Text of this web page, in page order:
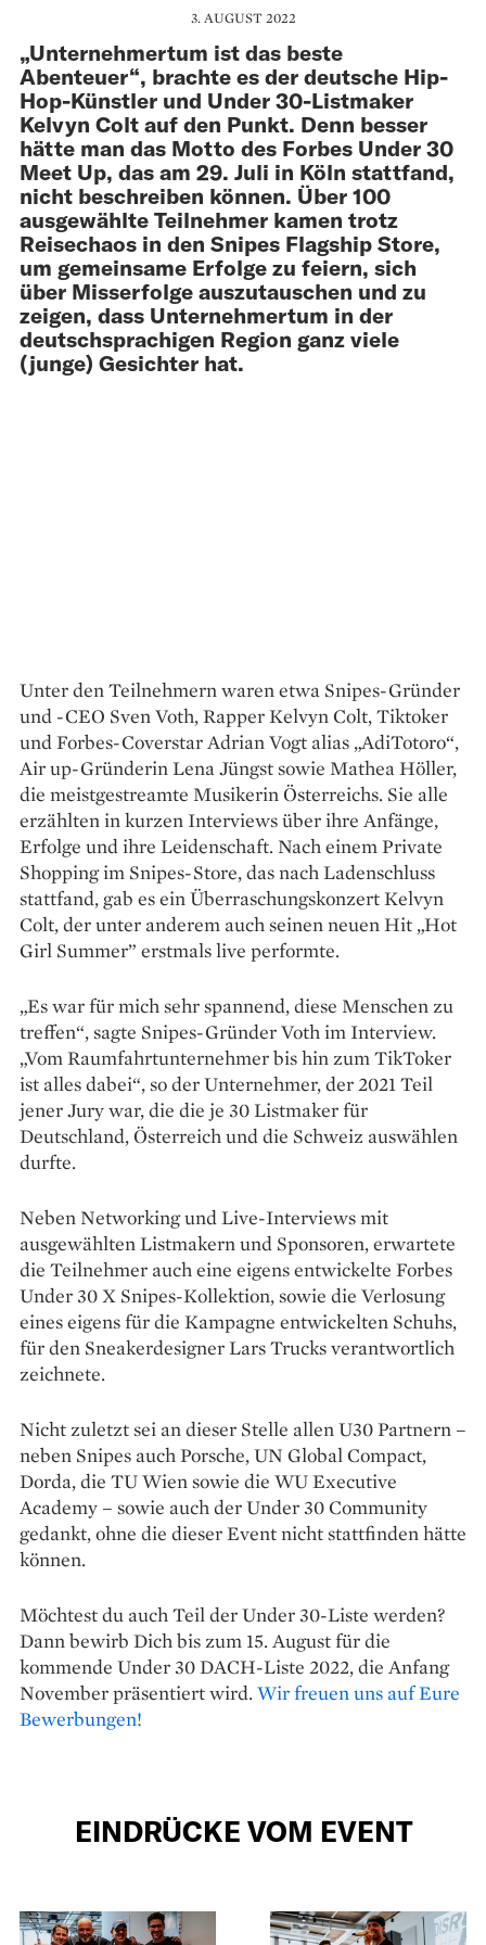
3. AUGUST 2022
„Unternehmertum ist das beste
Abenteuer“, brachte es der deutsche Hip-
Hop-Künstler und Under 30-Listmaker
Kelvyn Colt auf den Punkt. Denn besser
hätte man das Motto des Forbes Under 30
Meet Up, das am 29. Juli in Köln stattfand,
nicht beschreiben können. Über 100
ausgewählte Teilnehmer kamen trotz
Reisechaos in den Snipes Flagship Store,
um gemeinsame Erfolge zu feiern, sich
über Misserfolge auszutauschen und zu
zeigen, dass Unternehmertum in der
deutschsprachigen Region ganz viele
(junge) Gesichter hat.
Unter den Teilnehmern waren etwa Snipes-Gründer
und -CEO Sven Voth, Rapper Kelvyn Colt, Tiktoker
und Forbes-Coverstar Adrian Vogt alias „AdiTotoro“,
Air up-Gründerin Lena Jüngst sowie Mathea Höller,
die meistgestreamte Musikerin Österreichs. Sie alle
erzählten in kurzen Interviews über ihre Anfänge,
Erfolge und ihre Leidenschaft. Nach einem Private
Shopping im Snipes-Store, das nach Ladenschluss
stattfand, gab es ein Überraschungskonzert Kelvyn
Colt, der unter anderem auch seinen neuen Hit „Hot
Girl Summer” erstmals live performte.
„Es war für mich sehr spannend, diese Menschen zu
treffen“, sagte Snipes-Gründer Voth im Interview.
„Vom Raumfahrtunternehmer bis hin zum TikToker
ist alles dabei“, so der Unternehmer, der 2021 Teil
jener Jury war, die die je 30 Listmaker für
Deutschland, Österreich und die Schweiz auswählen
durfte.
Neben Networking und Live-Interviews mit
ausgewählten Listmakern und Sponsoren, erwartete
die Teilnehmer auch eine eigens entwickelte Forbes
Under 30 X Snipes-Kollektion, sowie die Verlosung
eines eigens für die Kampagne entwickelten Schuhs,
für den Sneakerdesigner Lars Trucks verantwortlich
zeichnete.
Nicht zuletzt sei an dieser Stelle allen U30 Partnern –
neben Snipes auch Porsche, UN Global Compact,
Dorda, die TU Wien sowie die WU Executive
Academy – sowie auch der Under 30 Community
gedankt, ohne die dieser Event nicht stattfinden hätte
können.
Möchtest du auch Teil der Under 30-Liste werden?
Dann bewirb Dich bis zum 15. August für die
kommende Under 30 DACH-Liste 2022, die Anfang
November präsentiert wird. Wir freuen uns auf Eure
Bewerbungen!
EINDRÜCKE VOM EVENT